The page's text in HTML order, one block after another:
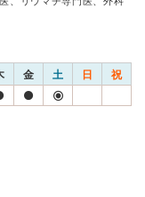
金 土 日 祝